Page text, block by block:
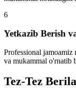
6
Yetkazib Berish
Professional
va mukammal o'rnatib
Tez-Tez